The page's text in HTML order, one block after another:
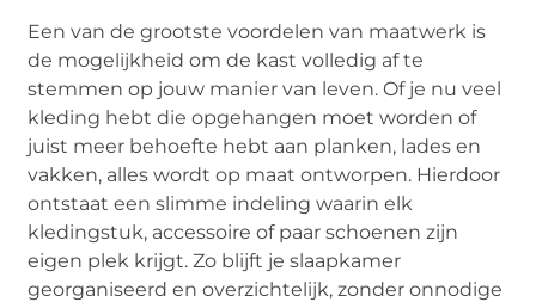
Een van de grootste voordelen van maatwerk is
de mogelijkheid om de kast volledig af te
stemmen op jouw manier van leven. Of je nu veel
kleding hebt die opgehangen moet worden of
juist meer behoefte hebt aan planken, lades en
vakken, alles wordt op maat ontworpen. Hierdoor
ontstaat een slimme indeling waarin elk
kledingstuk, accessoire of paar schoenen zijn
eigen plek krijgt. Zo blijft je slaapkamer
georganiseerd en overzichtelijk, zonder onnodige